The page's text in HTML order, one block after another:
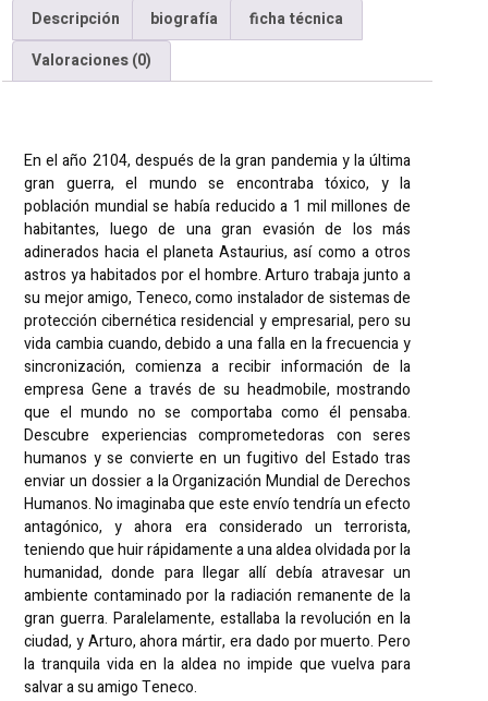
Descripción
biografía
ficha técnica
Valoraciones (0)
En el año 2104, después de la gran pandemia y la última
gran guerra, el mundo se encontraba tóxico, y la
población mundial se había reducido a 1 mil millones de
habitantes, luego de una gran evasión de los más
adinerados hacia el planeta Astaurius, así como a otros
astros ya habitados por el hombre. Arturo trabaja junto a
su mejor amigo, Teneco, como instalador de sistemas de
protección cibernética residencial y empresarial, pero su
vida cambia cuando, debido a una falla en la frecuencia y
sincronización, comienza a recibir información de la
empresa Gene a través de su headmobile, mostrando
que el mundo no se comportaba como él pensaba.
Descubre experiencias comprometedoras con seres
humanos y se convierte en un fugitivo del Estado tras
enviar un dossier a la Organización Mundial de Derechos
Humanos. No imaginaba que este envío tendría un efecto
antagónico, y ahora era considerado un terrorista,
teniendo que huir rápidamente a una aldea olvidada por la
humanidad, donde para llegar allí debía atravesar un
ambiente contaminado por la radiación remanente de la
gran guerra. Paralelamente, estallaba la revolución en la
ciudad, y Arturo, ahora mártir, era dado por muerto. Pero
la tranquila vida en la aldea no impide que vuelva para
salvar a su amigo Teneco.